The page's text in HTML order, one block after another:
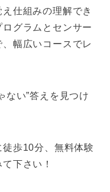
仕組みの理解でき
グラムとセンサー
幅広いコースでレ
ない”答えを見つけ
歩10分、無料体験
下さい！